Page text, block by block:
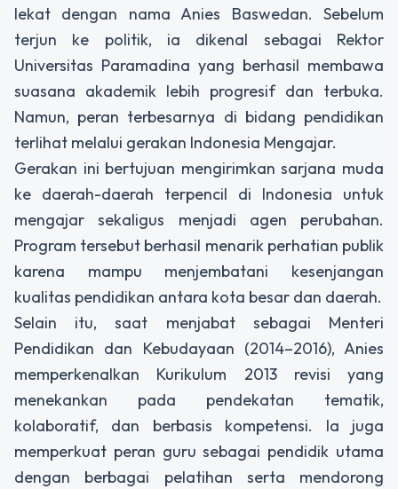
lekat dengan nama Anies Baswedan. Sebelum
terjun ke politik, ia dikenal sebagai Rektor
Universitas Paramadina yang berhasil membawa
suasana akademik lebih progresif dan terbuka.
Namun, peran terbesarnya di bidang pendidikan
terlihat melalui gerakan Indonesia Mengajar.
Gerakan ini bertujuan mengirimkan sarjana muda
ke daerah-daerah terpencil di Indonesia untuk
mengajar sekaligus menjadi agen perubahan.
Program tersebut berhasil menarik perhatian publik
karena mampu menjembatani kesenjangan
kualitas pendidikan antara kota besar dan daerah.
Selain itu, saat menjabat sebagai Menteri
Pendidikan dan Kebudayaan (2014–2016), Anies
memperkenalkan Kurikulum 2013 revisi yang
menekankan pada pendekatan tematik,
kolaboratif, dan berbasis kompetensi. Ia juga
memperkuat peran guru sebagai pendidik utama
dengan berbagai pelatihan serta mendorong